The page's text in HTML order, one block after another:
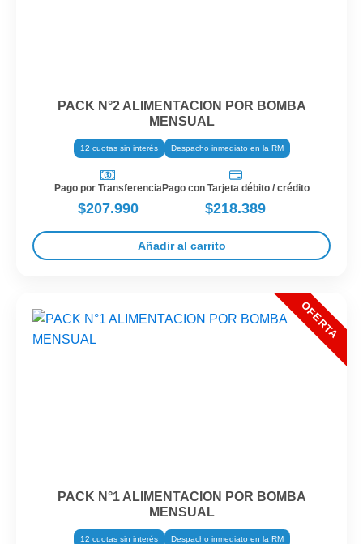
PACK N°2 ALIMENTACION POR BOMBA
MENSUAL
12 cuotas sin interés Despacho inmediato en la RM
Pago por Transferencia
$207.990
Pago con Tarjeta débito / crédito
$218.389
Añadir al carrito
PACK N°1 ALIMENTACION POR BOMBA
MENSUAL
12 cuotas sin interés Despacho inmediato en la RM